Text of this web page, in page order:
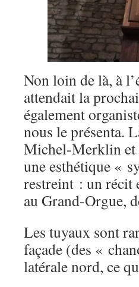
Non loin de là, à
attendait la
également
nous le présenta.
Michel-Merklin et
une esthétique «
restreint : un récit
au Grand-Orgue,
Les tuyaux sont
façade (des «
latérale nord, ce